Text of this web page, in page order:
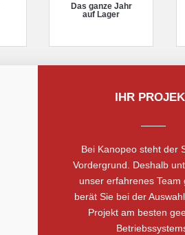
Das ganze Jahr
auf Lager
IHR
Bei Kanopeo steht der
Vordergrund. Deshalb
unser erfahrenes Team
berät Sie bei der
Projekt am besten